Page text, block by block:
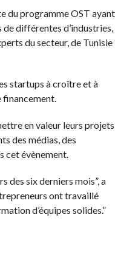
du programme OST ayant
de différentes d’industries,
du secteur, de Tunisie
startups à croître et à
financement.
en valeur leurs projets
des médias, des
cet évènement.
des six derniers mois”, a
ont travaillé
d’équipes solides.”